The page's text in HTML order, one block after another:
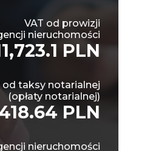
VAT od prowizji
nieruchomości
PLN
od taksy notarialnej
(opłaty notarialnej)
PLN
nieruchomości